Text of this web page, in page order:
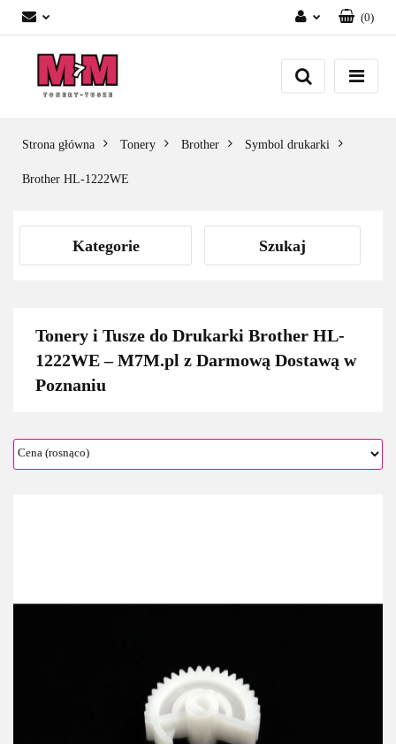
Zaloguj się
Załóż konto
(0)
Strona główna Tonery Brother Symbol drukarki
Brother HL-1222WE
Kategorie Szukaj
Tonery i Tusze do Drukarki Brother HL-
1222WE – M7M.pl z Darmową Dostawą w
Poznaniu